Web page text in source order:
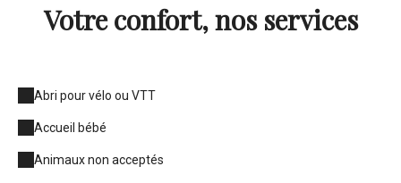
Votre confort, nos services
Abri pour vélo ou VTT
Accueil bébé
Animaux non acceptés